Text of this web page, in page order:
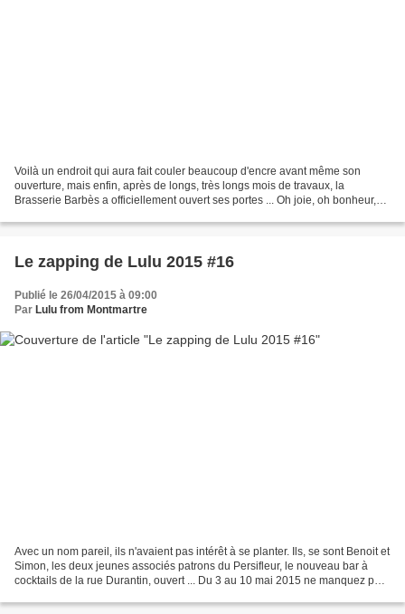
Voilà un endroit qui aura fait couler beaucoup d'encre avant même son
ouverture, mais enfin, après de longs, très longs mois de travaux, la
Brasserie Barbès a officiellement ouvert ses portes ... Oh joie, oh bonheur,
Le zapping de Lulu 2015 #16
Publié le 26/04/2015 à 09:00
Par Lulu from Montmartre
Avec un nom pareil, ils n'avaient pas intérêt à se planter. Ils, se sont Benoit et
Simon, les deux jeunes associés patrons du Persifleur, le nouveau bar à
cocktails de la rue Durantin, ouvert ... Du 3 au 10 mai 2015 ne manquez pas